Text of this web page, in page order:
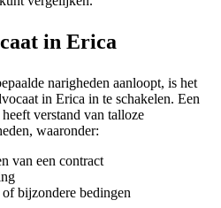
in Erica
narigheden aanloopt, is het
in Erica in te schakelen. Een
verstand van talloze
waaronder:
van een contract
bijzondere bedingen